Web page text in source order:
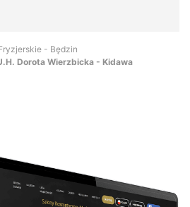
- Będzin
Dorota Wierzbicka - Kidawa